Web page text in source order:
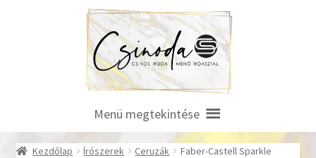
Menü megtekintése
Kezdőlap Írószerek Ceruzák
Faber-Castell Sparkle